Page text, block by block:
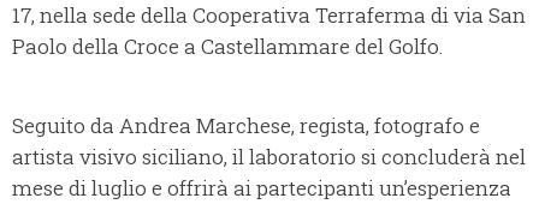
17, nella sede della Cooperativa Terraferma di via San
Paolo della Croce a Castellammare del Golfo.
Seguito da Andrea Marchese, regista, fotografo e
artista visivo siciliano, il laboratorio si concluderà nel
mese di luglio e offrirà ai partecipanti un’esperienza